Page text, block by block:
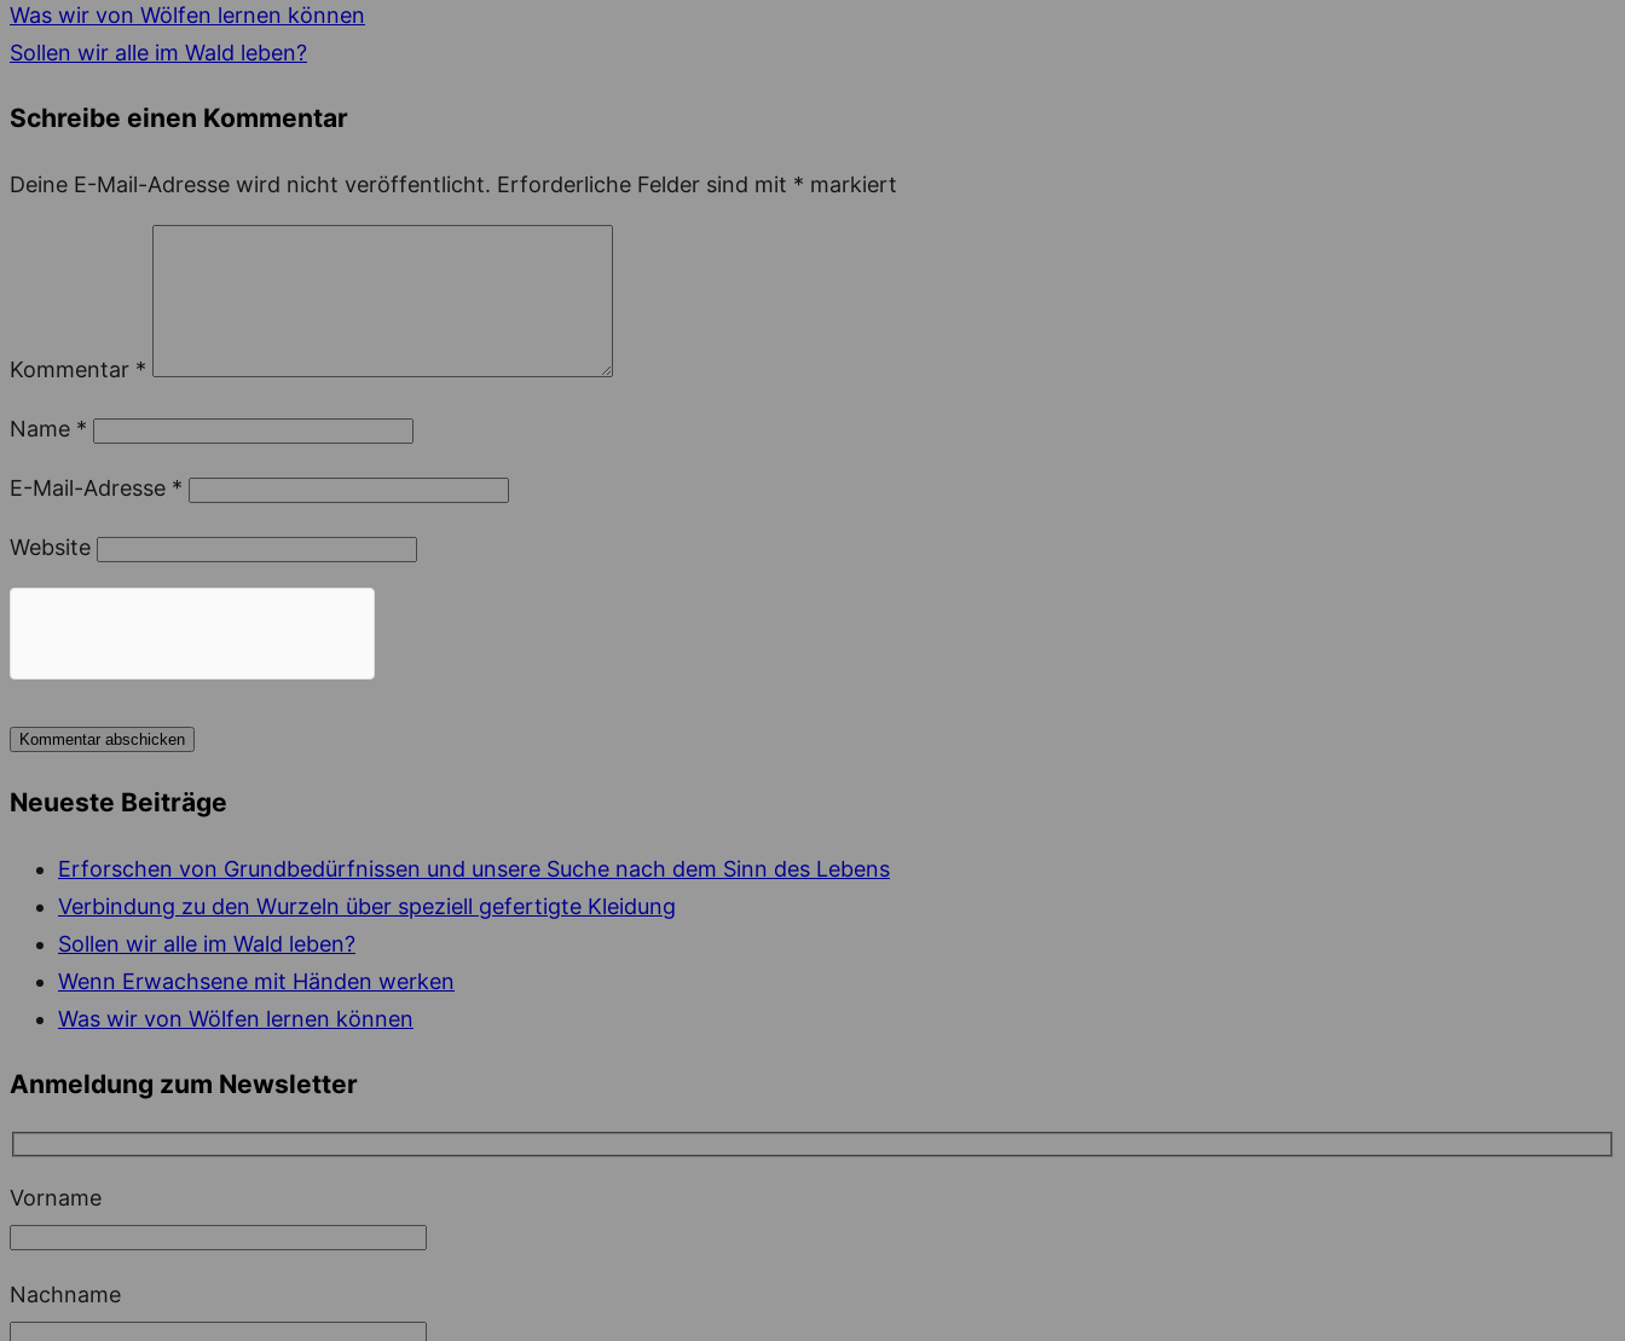
Beitragsnavigation
Was wir von Wölfen lernen können
Sollen wir alle im Wald leben?
Schreibe einen Kommentar
Deine E-Mail-Adresse wird nicht veröffentlicht. Erforderliche Felder sind mit * markiert
Kommentar *
Name *
E-Mail-Adresse *
Website
Neueste Beiträge
Erforschen von Grundbedürfnissen und unsere Suche nach dem Sinn des Lebens
Verbindung zu den Wurzeln über speziell gefertigte Kleidung
Sollen wir alle im Wald leben?
Wenn Erwachsene mit Händen werken
Was wir von Wölfen lernen können
Anmeldung zum Newsletter
Vorname
Nachname